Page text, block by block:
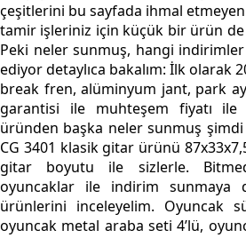
çeşitlerini bu sayfada ihmal
tamir işleriniz için küçük bir ürün de
Peki neler sunmuş, hangi
ediyor detaylıca bakalım: İlk olarak
break fren, alüminyum jant, park
garantisi ile muhteşem fiyatı ile
üründen başka neler sunmuş şimdi
CG 3401 klasik gitar ürünü
gitar boyutu ile sizlerle.
oyuncaklar ile indirim sunmaya
ürünlerini inceleyelim. Oyuncak
oyuncak metal araba seti 4’lü,